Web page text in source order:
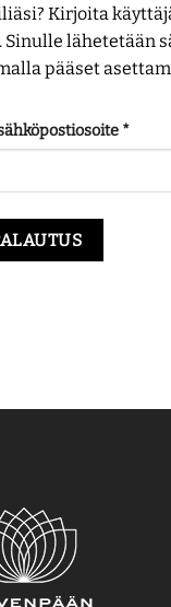
Kirjoita
Sinulle lähetetään
pääset
*